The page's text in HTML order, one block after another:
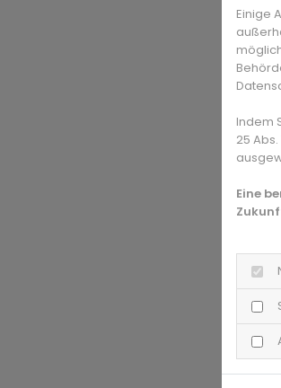
Einige
Indem
25
Eine